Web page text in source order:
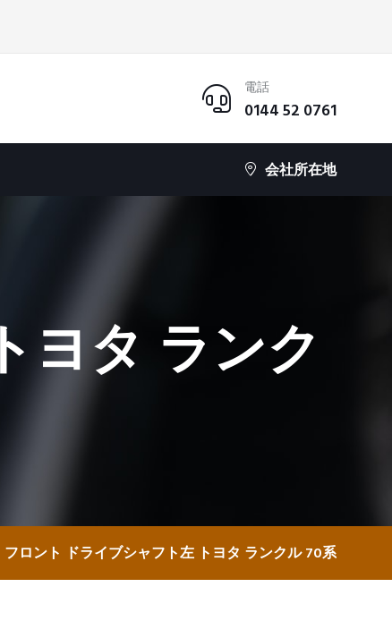
電話
0144 52 0761
会社所在地
ヨタ ランク
フロント ドライブシャフト左 トヨタ ランクル 70系